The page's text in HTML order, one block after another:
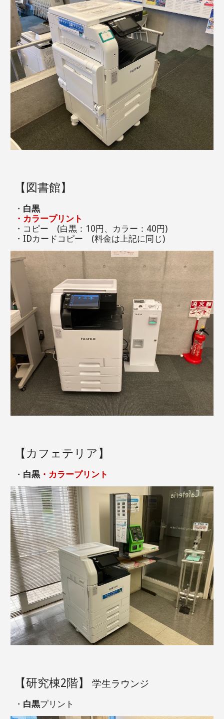
【図書館】
・ 白黒
・カラープリント
・コピー (白黒：10円、カラー：40円)
・IDカードコピー (料金は上記に同じ)
【カフェテリア】
・ 白黒 ・カラープリント
【研究棟2階】 学生ラウンジ
・ 白黒プリント